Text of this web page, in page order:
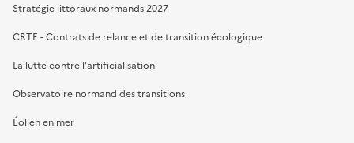
Stratégie littoraux normands 2027
CRTE - Contrats de relance et de transition écologique
La lutte contre l’artificialisation
Observatoire normand des transitions
Éolien en mer